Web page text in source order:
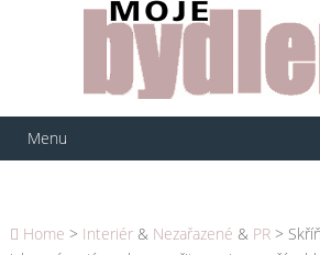
Menu
Home > Interiér& Nezařazené & PR>